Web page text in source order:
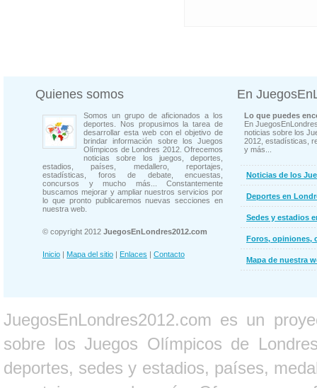
Quienes somos
Somos un grupo de aficionados a los
deportes. Nos propusimos la tarea de
desarrollar esta web con el objetivo de
brindar información sobre los Juegos
Olímpicos de Londres 2012. Ofrecemos
noticias sobre los juegos, deportes,
estadios, países, medallero, reportajes,
estadísticas, foros de debate, encuestas,
concursos y mucho más... Constantemente
buscamos mejorar y ampliar nuestros servicios por
lo que pronto publicaremos nuevas secciones en
nuestra web.
© copyright 2012 JuegosEnLondres2012.com
Inicio | Mapa del sitio | Enlaces | Contacto
En
Lo que puedes
En
noticias sobre los
2012, estadísticas,
y más...
Noticias de los
Deportes en
Sedes y estadios
Foros, opiniones,
Mapa de nuestra
JuegosEnLondres2012.com es un
sobre los Juegos Olímpicos de
deportes, sedes y estadios, países,